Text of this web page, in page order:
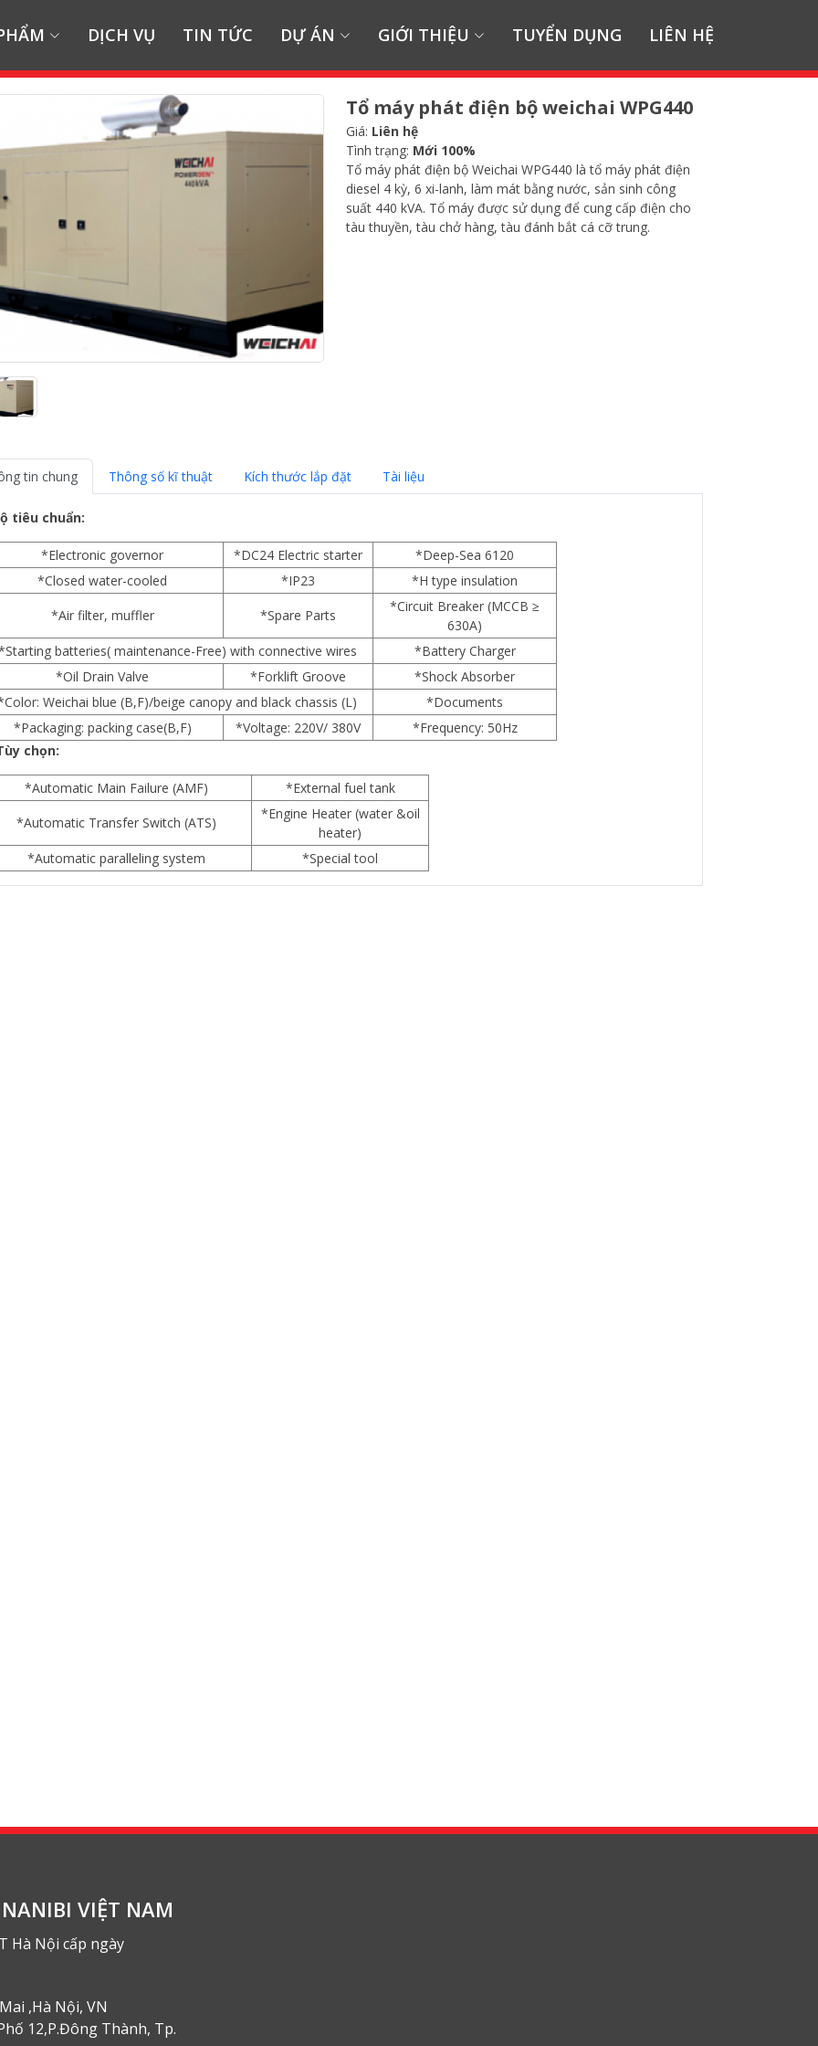
DỊCH VỤ TIN TỨC DỰ ÁN GIỚI THIỆU TUYỂN DỤNG LIÊN HỆ
Tổ máy phát điện bộ weichai WPG440
Giá: Liên hệ
Tình trạng: Mới 100%
Tổ máy phát điện bộ Weichai WPG440 là tổ máy phát điện
diesel 4 kỳ, 6 xi-lanh, làm mát bằng nước, sản sinh công
suất 440 kVA. Tổ máy được sử dụng để cung cấp điện cho
tàu thuyền, tàu chở hàng, tàu đánh bắt cá cỡ trung.
tin chung Thông số kĩ thuật Kích thước lắp đặt Tài liệu
tiêu chuẩn:
*Electronic governor *DC24 Electric starter
*Deep-Sea 6120
*Closed water-cooled
*IP23
*H type insulation
*Air filter, muffler
*Spare Parts
*Circuit Breaker (MCCB ≥
630A)
batteries( maintenance-Free) with connective wires
*Battery Charger
*Oil Drain Valve
*Forklift Groove
*Shock Absorber
Weichai blue (B,F)/beige canopy and black chassis (L)
*Documents
*Packaging: packing case(B,F)
*Voltage: 220V/ 380V
*Frequency: 50Hz
chọn:
*Automatic Main Failure (AMF)
*External fuel tank
*Automatic Transfer Switch (ATS)
*Engine Heater (water &oil
heater)
*Automatic paralleling system
*Special tool
VIỆT NAM
Hà Nội cấp ngày
,Hà Nội, VN
12,P.Đông Thành, Tp.